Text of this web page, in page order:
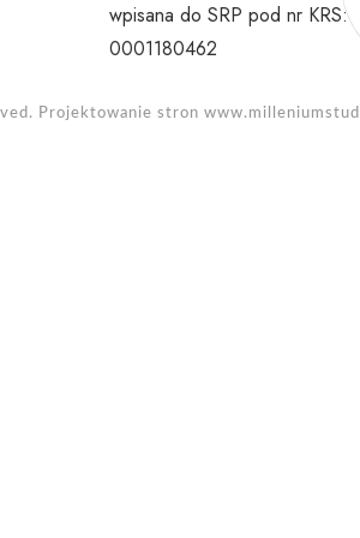
wpisana do SRP pod nr KRS:
0001180462
Projektowanie stron